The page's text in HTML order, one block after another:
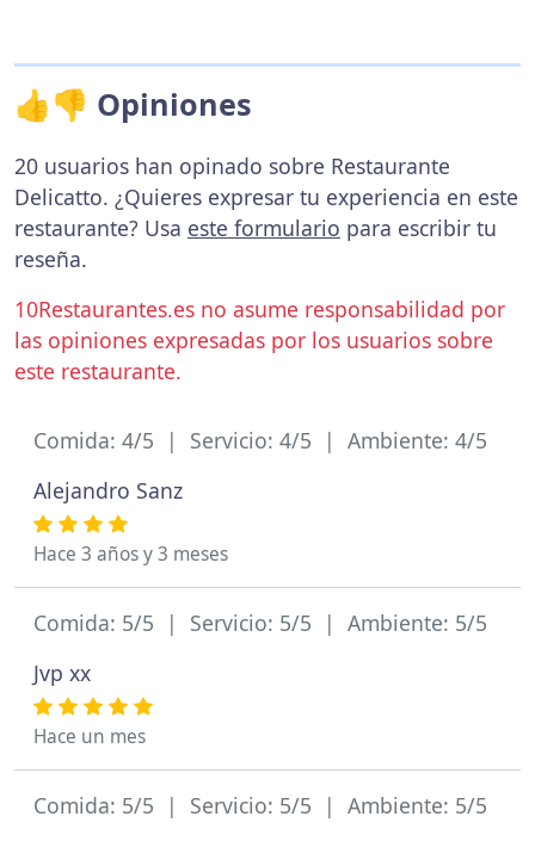
👍👎 Opiniones
20 usuarios han opinado sobre Restaurante
Delicatto. ¿Quieres expresar tu experiencia en este
restaurante? Usa este formulario para escribir tu
reseña.
10Restaurantes.es no asume responsabilidad por
las opiniones expresadas por los usuarios sobre
este restaurante.
Comida: 4/5 | Servicio: 4/5 | Ambiente: 4/5
Alejandro Sanz
Hace 3 años y 3 meses
Comida: 5/5 | Servicio: 5/5 | Ambiente: 5/5
Jvp xx
Hace un mes
Comida: 5/5 | Servicio: 5/5 | Ambiente: 5/5